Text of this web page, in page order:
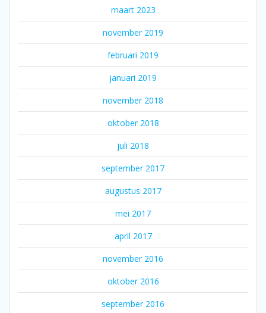
maart 2023
november 2019
februari 2019
januari 2019
november 2018
oktober 2018
juli 2018
september 2017
augustus 2017
mei 2017
april 2017
november 2016
oktober 2016
september 2016